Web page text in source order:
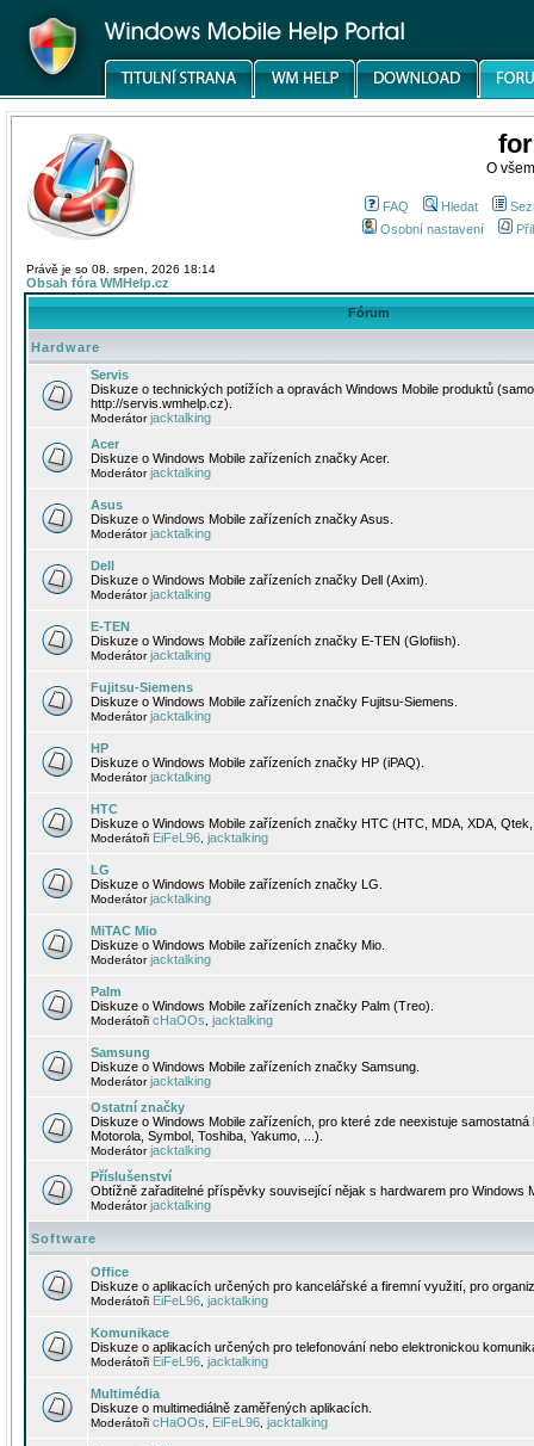
O
FAQ Hledat
Osobní nastavení
Právě je so 08. srpen, 2026 18:14
Obsah fóra WMHelp.cz
Fórum
Hardware
Servis
Diskuze o technických potížích a opravách Windows Mobile produktů
http://servis.wmhelp.cz).
Moderátorjacktalking
Acer
Diskuze o Windows Mobile zařízeních značky Acer.
Moderátorjacktalking
Asus
Diskuze o Windows Mobile zařízeních značky Asus.
Moderátorjacktalking
Dell
Diskuze o Windows Mobile zařízeních značky Dell (Axim).
Moderátorjacktalking
E-TEN
Diskuze o Windows Mobile zařízeních značky E-TEN (Glofiish).
Moderátorjacktalking
Fujitsu-Siemens
Diskuze o Windows Mobile zařízeních značky Fujitsu-Siemens.
Moderátorjacktalking
HP
Diskuze o Windows Mobile zařízeních značky HP (iPAQ).
Moderátorjacktalking
HTC
Diskuze o Windows Mobile zařízeních značky HTC (HTC, MDA, XDA,
Moderátoři EiFeL96 jacktalking
LG
Diskuze o Windows Mobile zařízeních značky LG.
Moderátorjacktalking
MiTAC Mio
Diskuze o Windows Mobile zařízeních značky Mio.
Moderátorjacktalking
Palm
Diskuze o Windows Mobile zařízeních značky Palm (Treo).
Moderátoři cHaOOs jacktalking
Samsung
Diskuze o Windows Mobile zařízeních značky Samsung.
Moderátorjacktalking
Ostatní značky
Diskuze o Windows Mobile zařízeních, pro které zde neexistuje
Motorola, Symbol, Toshiba, Yakumo, ...).
Moderátorjacktalking
Příslušenství
Obtížně zařaditelné příspěvky související nějak s hardwarem pro Windows
Moderátorjacktalking
Software
Office
Diskuze o aplikacích určených pro kancelářské a firemní využití, pro
Moderátoři EiFeL96 jacktalking
Komunikace
Diskuze o aplikacích určených pro telefonování nebo elektronickou
Moderátoři EiFeL96 jacktalking
Multimédia
Diskuze o multimediálně zaměřených aplikacích.
Moderátoři cHaOOs EiFeL96 jacktalking